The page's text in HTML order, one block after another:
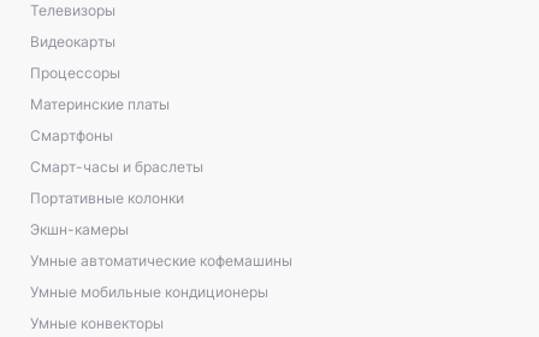
Телевизоры
Видеокарты
Процессоры
Материнские платы
Смартфоны
Смарт-часы и браслеты
Портативные колонки
Экшн-камеры
Умные автоматические кофемашины
Умные мобильные кондиционеры
Умные конвекторы